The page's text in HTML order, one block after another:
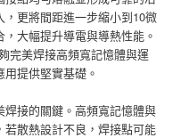
更將間距進一步縮小到10微
大幅提升導電與導熱性能。
完美焊接高頻寬記憶體與運
提供堅實基礎。
接的關鍵。高頻寬記憶體與
散熱設計不良，焊接點可能